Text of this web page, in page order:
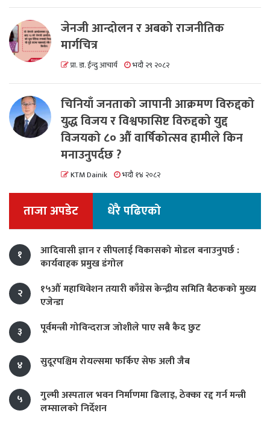
जेनजी आन्दोलन र अबको राजनीतिक
मार्गचित्र
प्रा. डा. ईन्दु आचार्य भदौ २९ २०८२
चिनियाँ जनताको जापानी आक्रमण विरुद्दको
युद्ध विजय र विश्वफासिष्ट विरुद्दको युद्द
विजयको ८० औं वार्षिकोत्सव हामीले किन
मनाउनुपर्दछ ?
KTM Dainik भदौ १४ २०८२
ताजा अपडेट धेरै पढिएको
१
आदिवासी ज्ञान र सीपलाई विकासको मोडल बनाउनुपर्छ :
कार्यवाहक प्रमुख डंगोल
२
१५औं महाधिवेशन तयारी काँग्रेस केन्द्रीय समिति बैठकको मुख्य
एजेन्डा
३
पूर्वमन्त्री गोविन्दराज जोशीले पाए सबै कैद छुट
४ सुदूरपश्चिम रोयल्समा फर्किए सेफ अली जैब
५
गुल्मी अस्पताल भवन निर्माणमा ढिलाइ, ठेक्का रद्द गर्न मन्त्री
लम्सालको निर्देशन